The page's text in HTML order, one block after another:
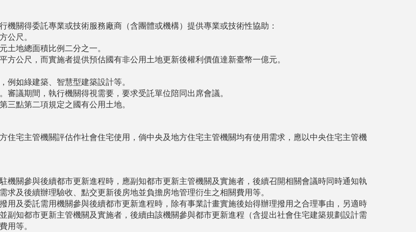
關得委託專業或技術服務廠商（含團體或機構）提供專業或技術性協助：
公尺。
土地總面積比例二分之一。
方公尺，而實施者提供預估國有非公用土地更新後權利價值達新臺幣一億元。
例如綠建築、智慧型建築設計等。
議期間，執行機關得視需要，要求受託單位陪同出席會議。
點第二項規定之國有公用土地。
住宅主管機關評估作社會住宅使用，倘中央及地方住宅主管機關均有使用需求，應以中央住宅主管機
機關參與後續都市更新進程時，應副知都市更新主管機關及實施者，後續召開相關會議時同時通知執
及後續辦理驗收、點交更新後房地並負擔房地管理衍生之相關費用等。
用及委託需用機關參與後續都市更新進程時，除有事業計畫實施後始得辦理撥用之合理事由，另適時
副知都市更新主管機關及實施者，後續由該機關參與都市更新進程（含提出社會住宅建築規劃設計需
用等。